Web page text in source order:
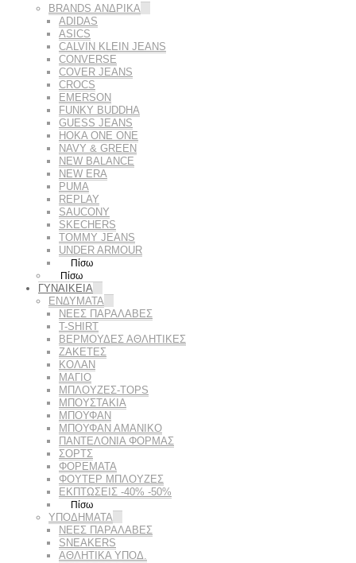
BRANDS ΑΝΔΡΙΚΆ
ADIDAS
ASICS
CALVIN KLEIN JEANS
CONVERSE
COVER JEANS
CROCS
EMERSON
FUNKY BUDDHA
GUESS JEANS
HOKA ONE ONE
NAVY & GREEN
NEW BALANCE
NEW ERA
PUMA
REPLAY
SAUCONY
SKECHERS
TOMMY JEANS
UNDER ARMOUR
Πίσω
Πίσω
ΓΥΝΑΙΚΕΙΑ
ΕΝΔΥΜΑΤΑ
ΝΕΕΣ ΠΑΡΑΛΑΒΕΣ
T-SHIRT
ΒΕΡΜΟΥΔΕΣ ΑΘΛΗΤΙΚΕΣ
ΖΑΚΕΤΕΣ
ΚΟΛΑΝ
ΜΑΓΙΟ
ΜΠΛΟΥΖΕΣ-TOPS
ΜΠΟΥΣΤΑΚΙΑ
ΜΠΟΥΦΑΝ
ΜΠΟΥΦΑΝ ΑΜΑΝΙΚΟ
ΠΑΝΤΕΛΟΝΙΑ ΦΟΡΜΑΣ
ΣΟΡΤΣ
ΦΟΡΕΜΑΤΑ
ΦΟΥΤΕΡ ΜΠΛΟΥΖΕΣ
ΕΚΠΤΏΣΕΙΣ -40% -50%
Πίσω
ΥΠΟΔΗΜΑΤΑ
ΝΕΕΣ ΠΑΡΑΛΑΒΕΣ
SNEAKERS
ΑΘΛΗΤΙΚΑ ΥΠΟΔ.